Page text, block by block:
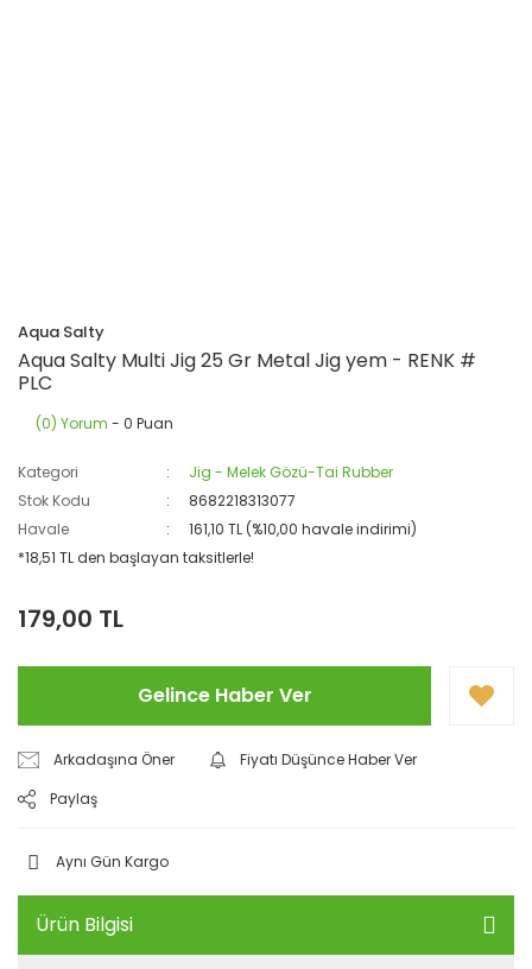
Aqua Salty
Aqua Salty Multi Jig 25 Gr Metal Jig yem - RENK #
PLC
(0) Yorum - 0 Puan
Kategori
Jig - Melek Gözü-Tai Rubber
Stok Kodu
8682218313077
Havale
161,10 TL (%10,00 havale indirimi)
*18,51 TL den başlayan taksitlerle!
179,00 TL
Gelince Haber Ver
Arkadaşına Öner
Fiyatı Düşünce Haber Ver
Paylaş
Aynı Gün Kargo
Ürün Bilgisi